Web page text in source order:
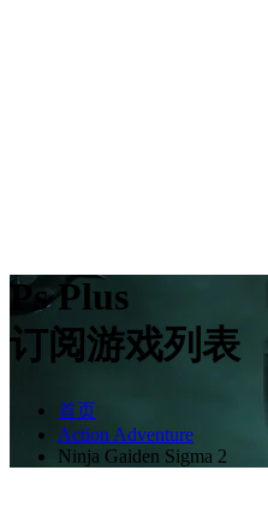
Ps Plus
订阅游戏列表
首页
Action Adventure
Ninja Gaiden Sigma 2